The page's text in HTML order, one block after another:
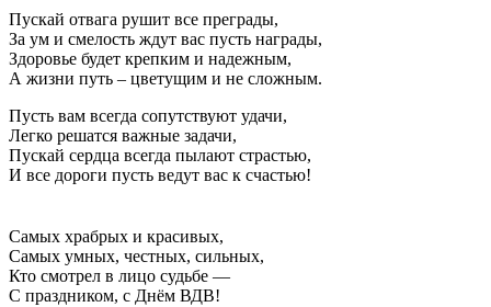
Пускай отвага рушит все преграды,
За ум и смелость ждут вас пусть награды,
Здоровье будет крепким и надежным,
А жизни путь – цветущим и не сложным.
Пусть вам всегда сопутствуют удачи,
Легко решатся важные задачи,
Пускай сердца всегда пылают страстью,
И все дороги пусть ведут вас к счастью!
Самых храбрых и красивых,
Самых умных, честных, сильных,
Кто смотрел в лицо судьбе —
С праздником, с Днём ВДВ!